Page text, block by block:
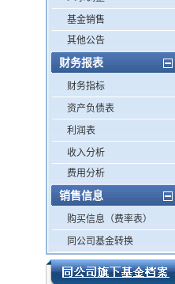
基金销售
其他公告
财务报表
财务指标
资产负债表
利润表
收入分析
费用分析
销售信息
购买信息（费率表）
同公司基金转换